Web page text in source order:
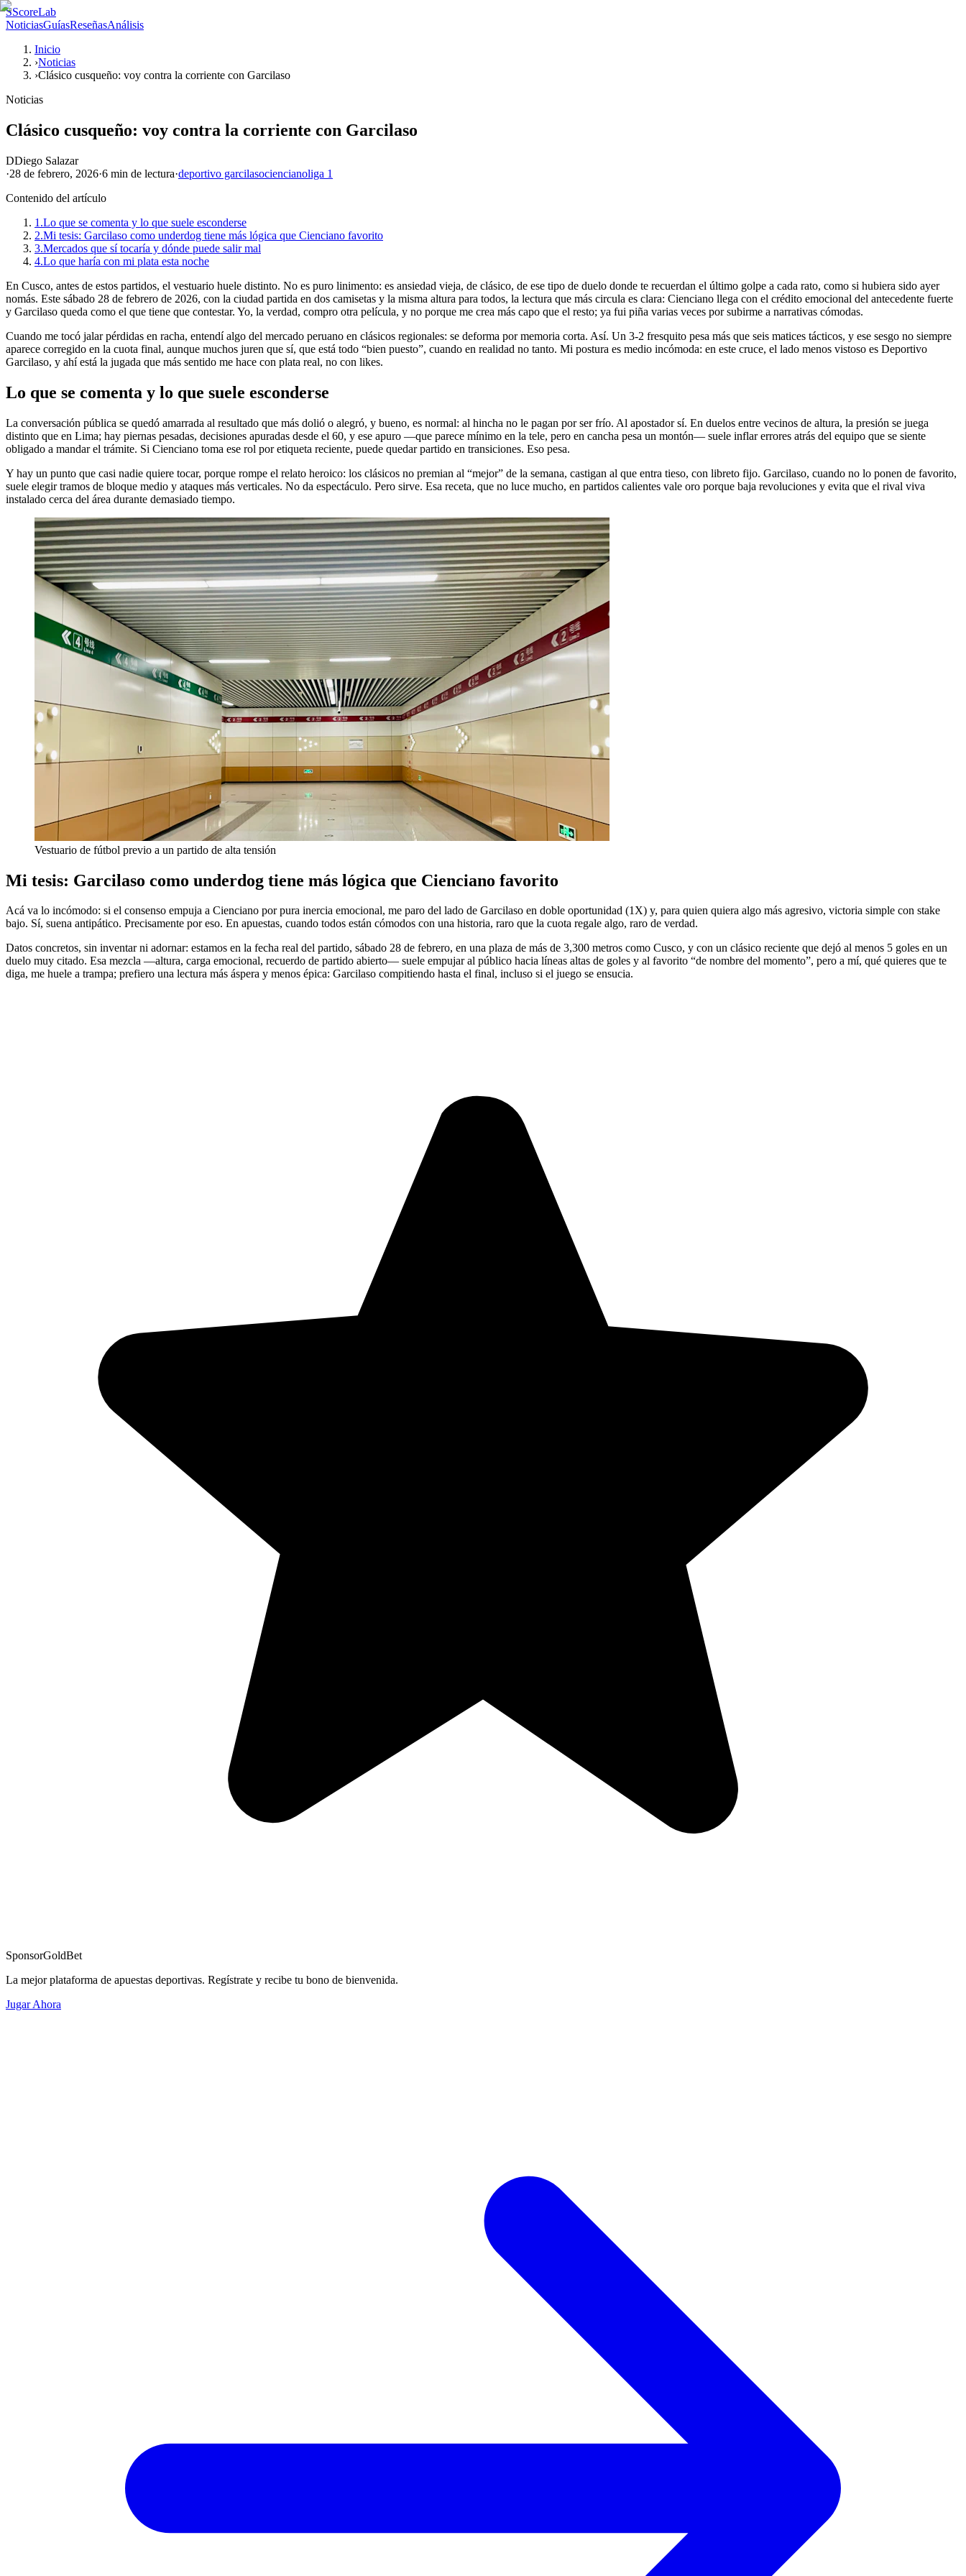
SScoreLab
NoticiasGuíasReseñasAnálisis
Inicio
›Noticias
›Clásico cusqueño: voy contra la corriente con Garcilaso
Noticias
Clásico cusqueño: voy contra la corriente con Garcilaso
DDiego Salazar
·28 de febrero, 2026·6 min de lectura·deportivo garcilasociencianoliga 1
Contenido del artículo
1.Lo que se comenta y lo que suele esconderse
2.Mi tesis: Garcilaso como underdog tiene más lógica que Cienciano favorito
3.Mercados que sí tocaría y dónde puede salir mal
4.Lo que haría con mi plata esta noche
En Cusco, antes de estos partidos, el vestuario huele distinto. No es puro linimento: es ansiedad vieja, de clásico, de ese tipo de duelo donde te recuerdan el último golpe a cada rato, como si hubiera sido ayer
nomás. Este sábado 28 de febrero de 2026, con la ciudad partida en dos camisetas y la misma altura para todos, la lectura que más circula es clara: Cienciano llega con el crédito emocional del antecedente fuerte
y Garcilaso queda como el que tiene que contestar. Yo, la verdad, compro otra película, y no porque me crea más capo que el resto; ya fui piña varias veces por subirme a narrativas cómodas.
Cuando me tocó jalar pérdidas en racha, entendí algo del mercado peruano en clásicos regionales: se deforma por memoria corta. Así. Un 3-2 fresquito pesa más que seis matices tácticos, y ese sesgo no siempre
aparece corregido en la cuota final, aunque muchos juren que sí, que está todo “bien puesto”, cuando en realidad no tanto. Mi postura es medio incómoda: en este cruce, el lado menos vistoso es Deportivo
Garcilaso, y ahí está la jugada que más sentido me hace con plata real, no con likes.
Lo que se comenta y lo que suele esconderse
La conversación pública se quedó amarrada al resultado que más dolió o alegró, y bueno, es normal: al hincha no le pagan por ser frío. Al apostador sí. En duelos entre vecinos de altura, la presión se juega
distinto que en Lima; hay piernas pesadas, decisiones apuradas desde el 60, y ese apuro —que parece mínimo en la tele, pero en cancha pesa un montón— suele inflar errores atrás del equipo que se siente
obligado a mandar el trámite. Si Cienciano toma ese rol por etiqueta reciente, puede quedar partido en transiciones. Eso pesa.
Y hay un punto que casi nadie quiere tocar, porque rompe el relato heroico: los clásicos no premian al “mejor” de la semana, castigan al que entra tieso, con libreto fijo. Garcilaso, cuando no lo ponen de favorito,
suele elegir tramos de bloque medio y ataques más verticales. No da espectáculo. Pero sirve. Esa receta, que no luce mucho, en partidos calientes vale oro porque baja revoluciones y evita que el rival viva
instalado cerca del área durante demasiado tiempo.
Vestuario de fútbol previo a un partido de alta tensión
Mi tesis: Garcilaso como underdog tiene más lógica que Cienciano favorito
Acá va lo incómodo: si el consenso empuja a Cienciano por pura inercia emocional, me paro del lado de Garcilaso en doble oportunidad (1X) y, para quien quiera algo más agresivo, victoria simple con stake
bajo. Sí, suena antipático. Precisamente por eso. En apuestas, cuando todos están cómodos con una historia, raro que la cuota regale algo, raro de verdad.
Datos concretos, sin inventar ni adornar: estamos en la fecha real del partido, sábado 28 de febrero, en una plaza de más de 3,300 metros como Cusco, y con un clásico reciente que dejó al menos 5 goles en un
duelo muy citado. Esa mezcla —altura, carga emocional, recuerdo de partido abierto— suele empujar al público hacia líneas altas de goles y al favorito “de nombre del momento”, pero a mí, qué quieres que te
diga, me huele a trampa; prefiero una lectura más áspera y menos épica: Garcilaso compitiendo hasta el final, incluso si el juego se ensucia.
SponsorGoldBet
La mejor plataforma de apuestas deportivas. Regístrate y recibe tu bono de bienvenida.
Jugar Ahora